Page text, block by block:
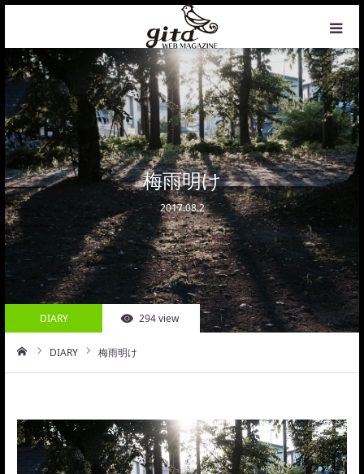
梅雨明け
2017.08.2
DIARY 294 view
DIARY 梅雨明け
NEWS
WEB MAGAZINE
COFFEE
PHOTO&DESIGN
PROFILE
CONTACT